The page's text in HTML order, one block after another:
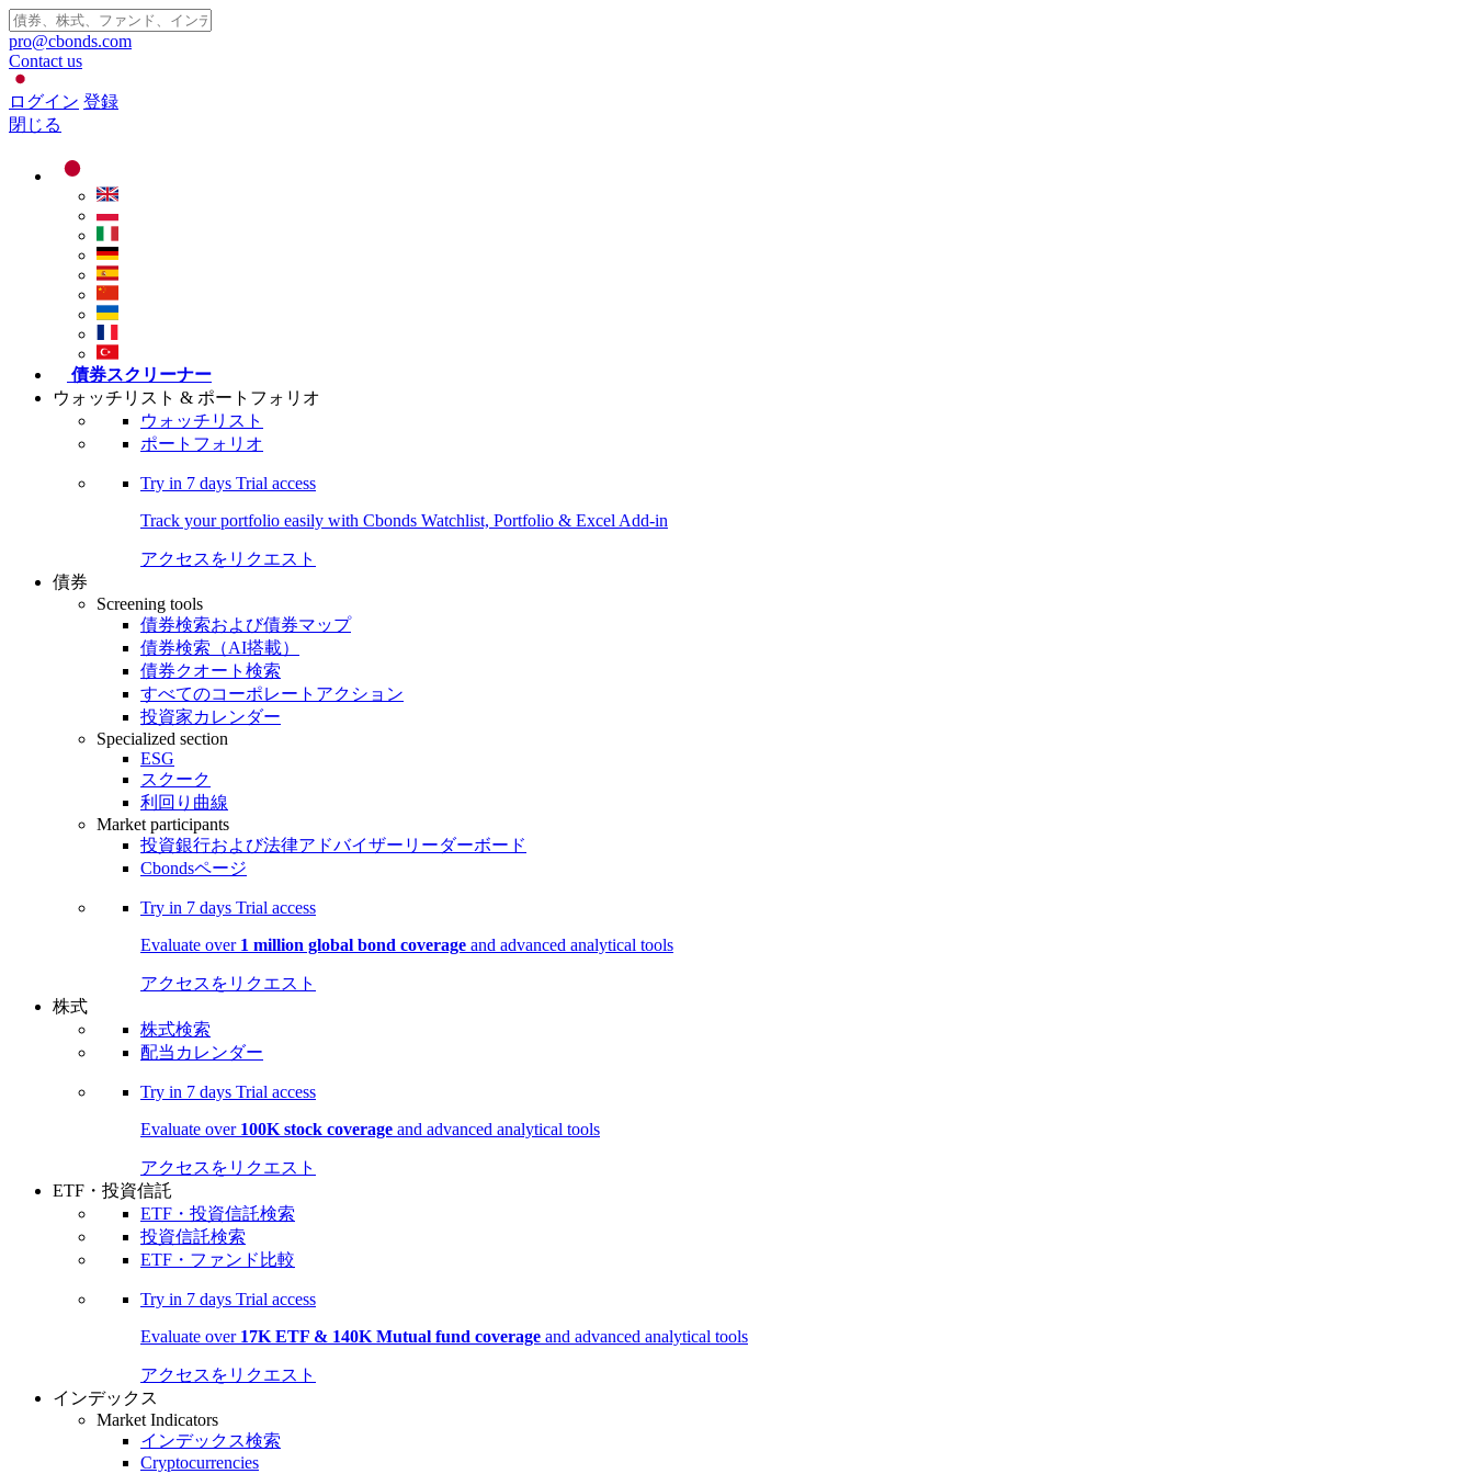
pro@cbonds.com
Contact us
ログイン 登録
閉じる
債券スクリーナー
ウォッチリスト & ポートフォリオ
ウォッチリスト
ポートフォリオ
Try in 7 days Trial access
Track your portfolio easily with Cbonds Watchlist, Portfolio & Excel Add-in
アクセスをリクエスト
債券
Screening tools
債券検索および債券マップ
債券検索（AI搭載）
債券クオート検索
すべてのコーポレートアクション
投資家カレンダー
Specialized section
ESG
スクーク
利回り曲線
Market participants
投資銀行および法律アドバイザーリーダーボード
Cbondsページ
Try in 7 days Trial access
Evaluate over 1 million global bond coverage and advanced analytical tools
アクセスをリクエスト
株式
株式検索
配当カレンダー
Try in 7 days Trial access
Evaluate over 100K stock coverage and advanced analytical tools
アクセスをリクエスト
ETF・投資信託
ETF・投資信託検索
投資信託検索
ETF・ファンド比較
Try in 7 days Trial access
Evaluate over 17K ETF & 140K Mutual fund coverage and advanced analytical tools
アクセスをリクエスト
インデックス
Market Indicators
インデックス検索
Cryptocurrencies